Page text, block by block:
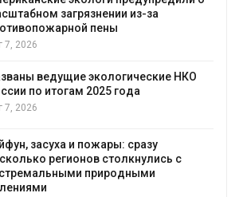
загрязнении из-за
пены
7, 2026
ведущие экологические НКО
по итогам 2025 года
7, 2026
засуха и пожары: сразу
регионов столкнулись с
природными